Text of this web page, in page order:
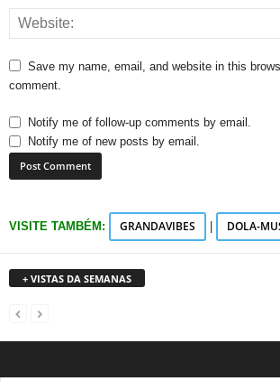
Save my name, email, and website in this
comment.
Notify me of follow-up comments by email.
Notify me of new posts by email.
VISITE TAMBÉM: GRANDAVIBES DOLA-
+ VISTAS DA SEMANAS